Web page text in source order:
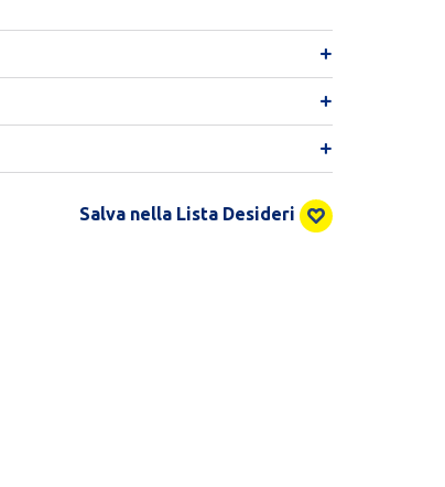
Salva nella Lista Desideri